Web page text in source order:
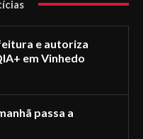
e autoriza
em Vinhedo
passa a